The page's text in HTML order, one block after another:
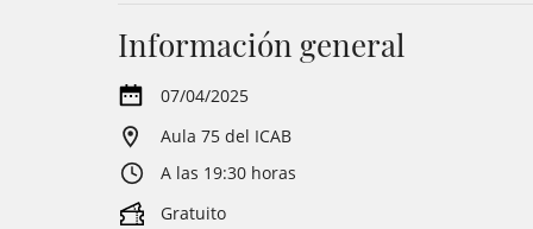
Información general
07/04/2025
Aula 75 del ICAB
A las 19:30 horas
Gratuito